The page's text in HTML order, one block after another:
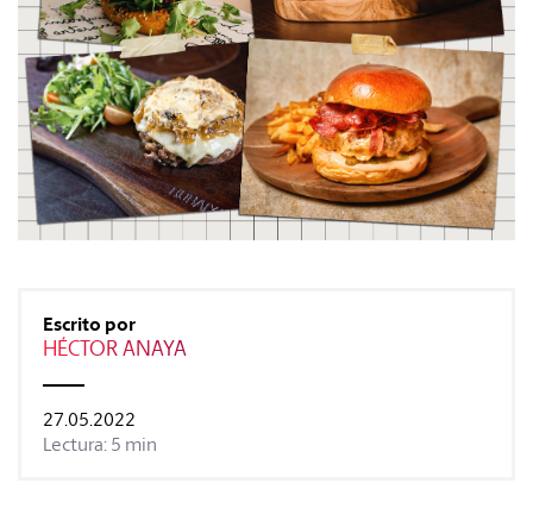
Escrito por
HÉCTOR ANAYA
27.05.2022
Lectura: 5 min
#Diseño
#Sexo
#Dinero
#Rincones